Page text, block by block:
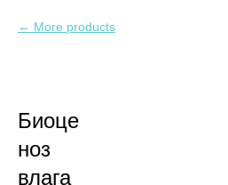
More products
Биоце
ноз
влага